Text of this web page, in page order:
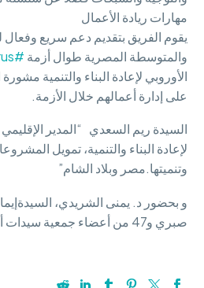
مهارات ريادة الأعمال
يقوم الفريق بتقديم دعم سريع
والمتوسطة المصرية طوال أزمة #coronavirus
الأوروبي لإعادة البناء والتنمية
على إدارة أعمالهم خلال الأزمة.
السيدة ريم السعدي “المدير الإقليمي
لإعادة البناء والتنمية، تمويل
وتنميتها.مصر وبلاد الشام”
و بحضور د. يمنى الشريدي،
صبري و47 من أعضاء جمعية سيدات أعمال مصر 21